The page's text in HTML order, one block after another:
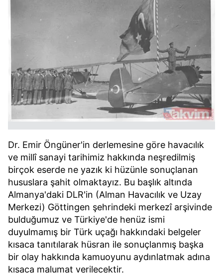
Dr. Emir Öngüner'in derlemesine göre havacılık
ve millî sanayi tarihimiz hakkında neşredilmiş
birçok eserde ne yazık ki hüzünle sonuçlanan
hususlara şahit olmaktayız. Bu başlık altında
Almanya'daki DLR'in (Alman Havacılık ve Uzay
Merkezi) Göttingen şehrindeki merkezî arşivinde
bulduğumuz ve Türkiye'de henüz ismi
duyulmamış bir Türk uçağı hakkındaki belgeler
kısaca tanıtılarak hüsran ile sonuçlanmış başka
bir olay hakkında kamuoyunu aydınlatmak adına
kısaca malumat verilecektir.